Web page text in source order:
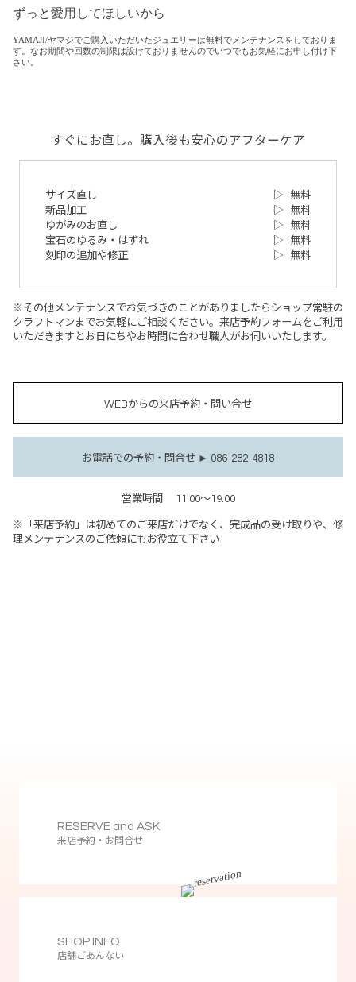
ずっと愛用してほしいから
YAMAJI/ヤマジでご購入いただいたジュエリーは無料でメンテナンスをしておりま
す。なお期間や回数の制限は設けておりませんのでいつでもお気軽にお申し付け下
さい。
すぐにお直し。購入後も安心のアフターケア
サイズ直し ▷
無料
新品加工
▷
無料
ゆがみのお直し
▷
無料
宝石のゆるみ・はずれ
▷
無料
刻印の追加や修正
▷ 無料
※その他メンテナンスでお気づきのことがありましたらショップ常駐の
クラフトマンまでお気軽にご相談ください。来店予約フォームをご利用
いただきますとお日にちやお時間に合わせ職人がお伺いいたします。
WEBからの来店予約・問い合せ
お電話での予約・問合せ ► 086-282-4818
営業時間 11:00～19:00
※「来店予約」は初めてのご来店だけでなく、完成品の受け取りや、修
理メンテナンスのご依頼にもお役立て下さい
RESERVE and ASK
来店予約・お問合せ
SHOP INFO
店舗ごあんない